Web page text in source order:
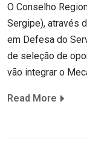
O Conselho
Sergipe), através
em Defesa do
de seleção de
vão integrar o
Read More